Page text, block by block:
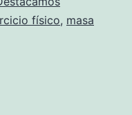
físico, masa